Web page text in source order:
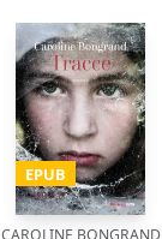
EPUB
CAROLINE BONGRAND